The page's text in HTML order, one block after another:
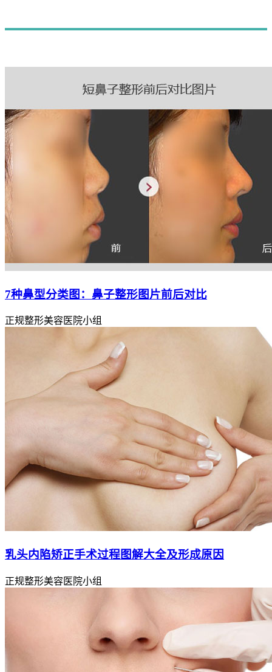
7种鼻型分类图：鼻子整形图片前后对比
正规整形美容医院小组
乳头内陷矫正手术过程图解大全及形成原因
正规整形美容医院小组